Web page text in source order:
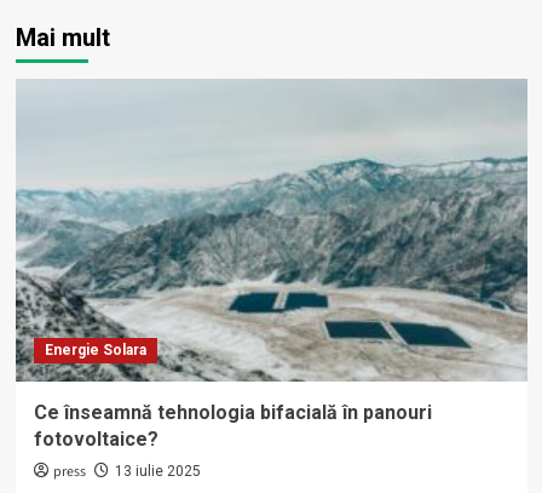
Mai mult
Energie Solara
Ce înseamnă tehnologia bifacială în panouri
fotovoltaice?
press 13 iulie 2025